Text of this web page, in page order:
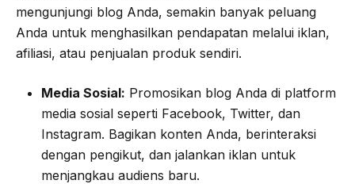
mengunjungi blog Anda, semakin banyak peluang
Anda untuk menghasilkan pendapatan melalui iklan,
afiliasi, atau penjualan produk sendiri.
Media Sosial: Promosikan blog Anda di platform
media sosial seperti Facebook, Twitter, dan
Instagram. Bagikan konten Anda, berinteraksi
dengan pengikut, dan jalankan iklan untuk
menjangkau audiens baru.